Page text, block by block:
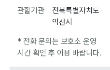
관할기관
전북특별자치도
익산시
* 전화 문의는 보호소 운영
시간 확인 후 이용 바랍니다.